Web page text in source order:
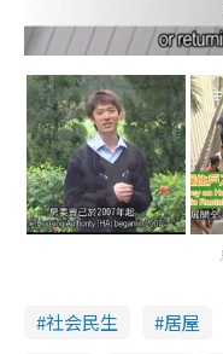
社会民生 居屋